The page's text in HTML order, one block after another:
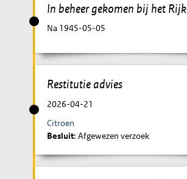
In beheer gekomen bij het Rijk
Na 1945-05-05
Restitutie advies
2026-04-21
Citroen
Besluit: Afgewezen verzoek